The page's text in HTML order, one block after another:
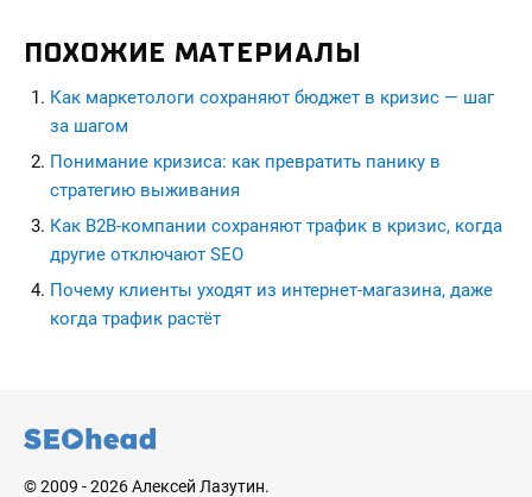
ПОХОЖИЕ МАТЕРИАЛЫ
Как маркетологи сохраняют бюджет в кризис — шаг
за шагом
Понимание кризиса: как превратить панику в
стратегию выживания
Как B2B-компании сохраняют трафик в кризис, когда
другие отключают SEO
Почему клиенты уходят из интернет-магазина, даже
когда трафик растёт
© 2009 - 2026 Алексей Лазутин.